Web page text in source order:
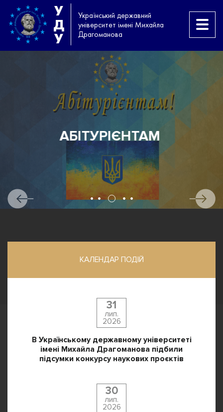
У
Д
У
Український державний
університет імені Михайла
Драгоманова
ІСПИТ З АНГЛІЙСЬКОЇ МОВИ
РІВНЯ B2
КАЛЕНДАР ПОДІЙ
31
лип.
2026
В Українському державному університеті
імені Михайла Драгоманова підбили
підсумки конкурсу наукових проєктів
30
лип.
2026